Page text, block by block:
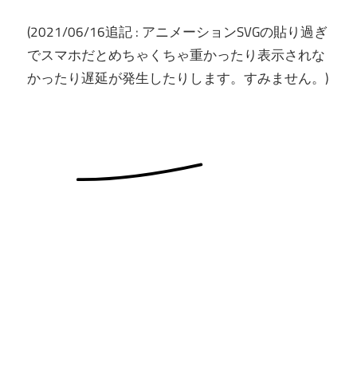
(2021/06/16追記 : アニメーションSVGの貼り過ぎ
でスマホだとめちゃくちゃ重かったり表示されな
かったり遅延が発生したりします。すみません。)